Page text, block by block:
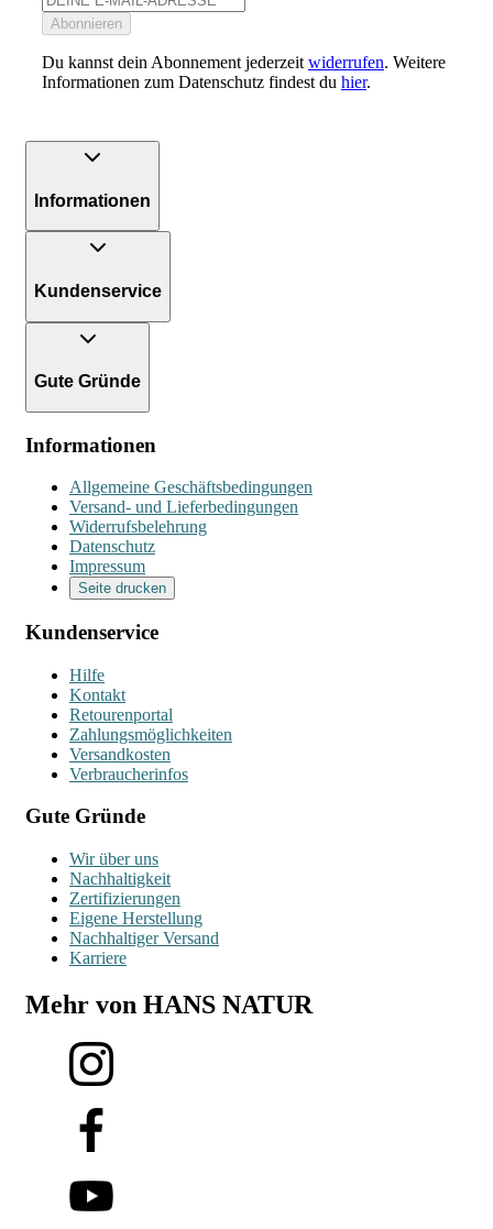
Abonnieren
Du kannst dein Abonnement jederzeit widerrufen. Weitere
Informationen zum Datenschutz findest du hier.
Informationen
Kundenservice
Gute Gründe
Informationen
Allgemeine Geschäftsbedingungen
Versand- und Lieferbedingungen
Widerrufsbelehrung
Datenschutz
Impressum
Seite drucken
Kundenservice
Hilfe
Kontakt
Retourenportal
Zahlungsmöglichkeiten
Versandkosten
Verbraucherinfos
Gute Gründe
Wir über uns
Nachhaltigkeit
Zertifizierungen
Eigene Herstellung
Nachhaltiger Versand
Karriere
Mehr von HANS NATUR